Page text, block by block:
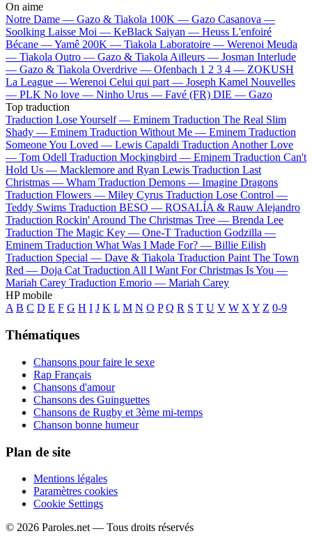
On aime
Notre Dame — Gazo & Tiakola 100K — Gazo Casanova —
Soolking Laisse Moi — KeBlack Saiyan — Heuss L'enfoiré
Bécane —Yamê 200K — Tiakola Laboratoire — Werenoi Meuda
— Tiakola Outro — Gazo & TiakolaAilleurs — Josman Interlude
— Gazo & Tiakola Overdrive — Ofenbach 1 2 3 4 — ZOKUSH
La League — Werenoi Celui qui part — Joseph Kamel Nouvelles
— PLK No love — Ninho Urus — Favé (FR) DIE — Gazo
Top traduction
Traduction Lose Yourself — Eminem Traduction The Real Slim
Shady — Eminem Traduction Without Me — Eminem Traduction
Someone You Loved — Lewis Capaldi Traduction Another Love
— Tom Odell Traduction Mockingbird — Eminem Traduction Can't
Hold Us — Macklemore and Ryan Lewis Traduction Last
Christmas — Wham Traduction Demons — Imagine Dragons
Traduction Flowers — Miley Cyrus Traduction Lose Control —
Teddy Swims Traduction BESO — ROSALÍA & Rauw Alejandro
Traduction Rockin' Around The Christmas Tree — Brenda Lee
Traduction The Magic Key — One-T Traduction Godzilla —
Eminem Traduction What Was I Made For? — Billie Eilish
Traduction Special — Dave & Tiakola Traduction Paint The Town
Red — Doja Cat Traduction All I Want For Christmas Is You —
Mariah Carey Traduction Emorio — Mariah Carey
HP mobile
A B C D E F G H I J K L M N O P Q R S T U V W XY Z 0-9
Thématiques
Chansons pour faire le sexe
Rap Français
Chansons d'amour
Chansons des Guinguettes
Chansons de Rugby et 3ème mi-temps
Chanson bonne humeur
Plan de site
Mentions légales
Paramètres cookies
Cookie Settings
© 2026 Paroles.net — Tous droits réservés